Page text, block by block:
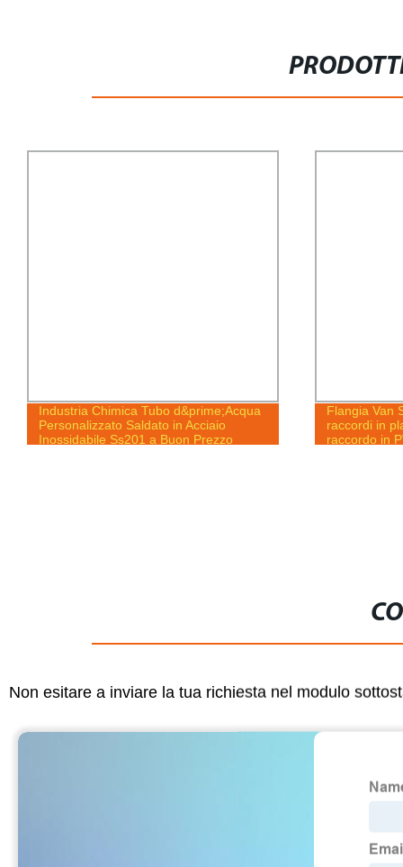
Industria Chimica Tubo d&prime;Acqua
Personalizzato Saldato in Acciaio
Inossidabile Ss201 a Buon Prezzo
Flangia Van
raccordi in
raccordo in
Non esitare a inviare la tua richiesta nel modulo